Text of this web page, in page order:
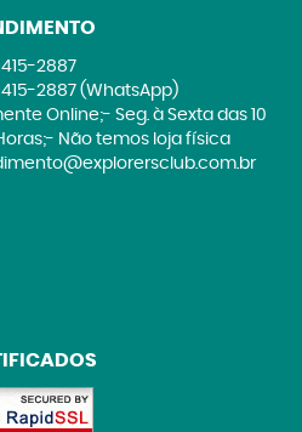
2887
2887 (WhatsApp)
Online;- Seg. à Sexta das 10
Não temos loja física